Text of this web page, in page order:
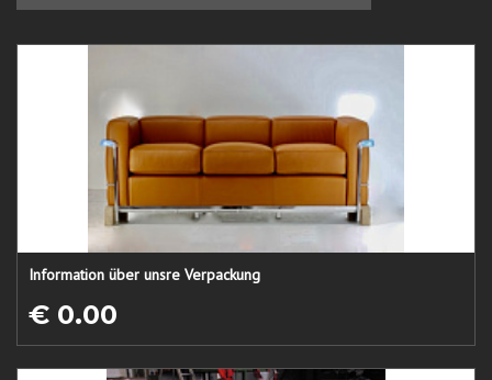
Information über unsre Verpackung
€ 0.00